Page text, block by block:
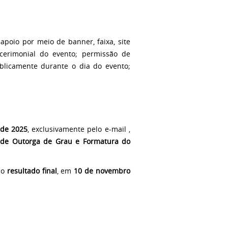
por meio de banner, faixa, site
do evento; permissão de
durante o dia do evento;
2025, exclusivamente pelo e-mail ,
Outorga de Grau e Formatura do
resultado final , em 10 de novembro